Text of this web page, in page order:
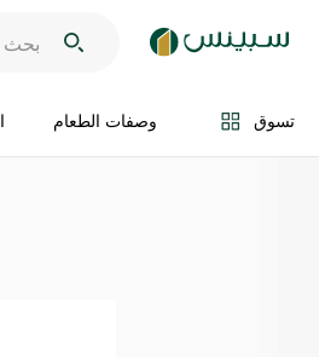
تسوق وصفات الطعام
اضف الى السلة